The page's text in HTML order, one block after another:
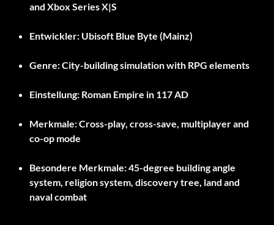
and Xbox Series X|S
Entwickler: Ubisoft Blue Byte (Mainz)
Genre:City-building simulation with RPG elements
Einstellung: Roman Empire in 117 AD
Merkmale:Cross-play, cross-save, multiplayer and
co-op mode
Besondere Merkmale:45-degree building angle
system, religion system, discovery tree, land and
naval combat